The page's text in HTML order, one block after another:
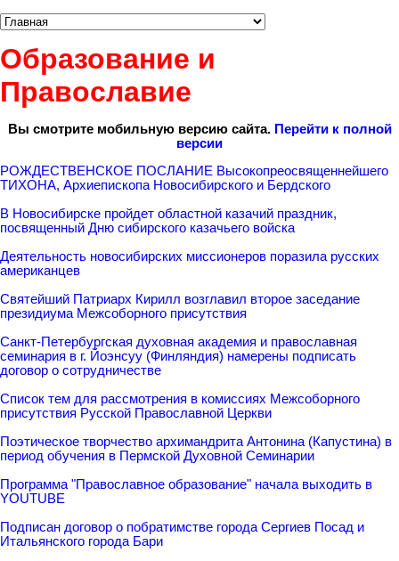
Образование и
Православие
Вы смотрите мобильную версию сайта. Перейти к полной
версии
РОЖДЕСТВЕНСКОЕ ПОСЛАНИЕ Высокопреосвященнейшего
ТИХОНА, Архиепископа Новосибирского и Бердского
В Новосибирске пройдет областной казачий праздник,
посвященный Дню сибирского казачьего войска
Деятельность новосибирских миссионеров поразила русских
американцев
Святейший Патриарх Кирилл возглавил второе заседание
президиума Межсоборного присутствия
Санкт-Петербургская духовная академия и православная
семинария в г. Йоэнсуу (Финляндия) намерены подписать
договор о сотрудничестве
Список тем для рассмотрения в комиссиях Межсоборного
присутствия Русской Православной Церкви
Поэтическое творчество архимандрита Антонина (Капустина) в
период обучения в Пермской Духовной Семинарии
Программа "Православное образование" начала выходить в
YOUTUBE
Подписан договор о побратимстве города Сергиев Посад и
Итальянского города Бари